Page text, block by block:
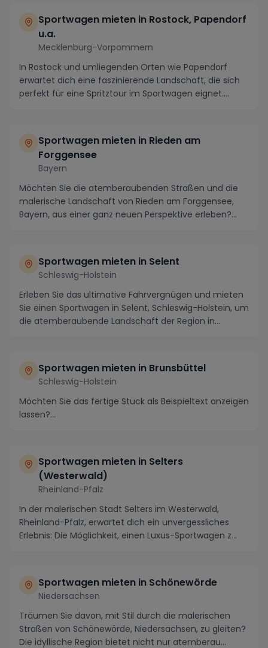
Sportwagen mieten in Rostock, Papendorf
u.a.
Mecklenburg-Vorpommern
In Rostock und umliegenden Orten wie Papendorf
erwartet dich eine faszinierende Landschaft, die sich
perfekt für eine Spritztour im Sportwagen eignet....
Sportwagen mieten in Rieden am
Forggensee
Bayern
Möchten Sie die atemberaubenden Straßen und die
malerische Landschaft von Rieden am Forggensee,
Bayern, aus einer ganz neuen Perspektive erleben?
Sportwagen mieten in Selent
Schleswig-Holstein
Erleben Sie das ultimative Fahrvergnügen und mieten
Sie einen Sportwagen in Selent, Schleswig-Holstein, um
die atemberaubende Landschaft der Region in...
Sportwagen mieten in Brunsbüttel
Schleswig-Holstein
Möchten Sie das fertige Stück als Beispieltext anzeigen
lassen?...
Sportwagen mieten in Selters
(Westerwald)
Rheinland-Pfalz
In der malerischen Stadt Selters im Westerwald,
Rheinland-Pfalz, erwartet dich ein unvergessliches
Erlebnis: Die Möglichkeit, einen Luxus-Sportwagen z...
Sportwagen mieten in Schönewörde
Niedersachsen
Träumen Sie davon, mit Stil durch die malerischen
Straßen von Schönewörde, Niedersachsen, zu gleiten?
Die idyllische Region bietet nicht nur atemberau...